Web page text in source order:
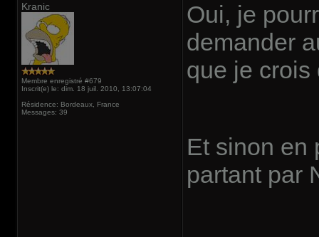
Kranic
Membre enregistré #679
Inscrit(e) le: dim. 18 juil. 2010, 13:07:04
Résidence: Bordeaux, France
Messages: 39
Oui, je
demander
que je crois
Et sinon en
partant par